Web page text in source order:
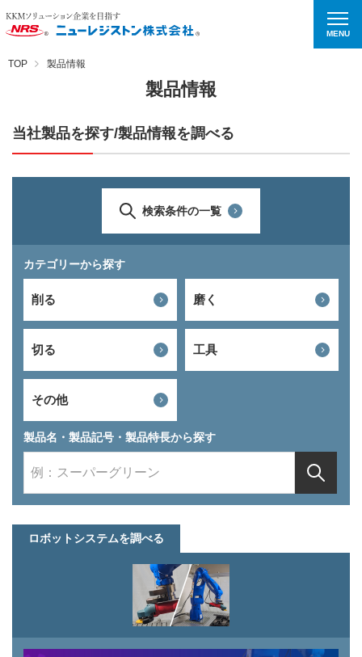
MENU
TOP 製品情報
製品情報
当社製品を探す/製品情報を調べる
検索条件の一覧
カテゴリーから探す
削る 磨く
切る 工具
その他
製品名・製品記号・製品特長から探す
ロボットシステムを調べる